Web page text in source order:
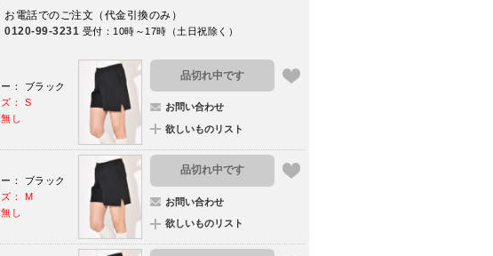
お電話でのご注文（代金引換のみ）
0120-99-3231 受付：10時～17時（土日祝除く）
： ブラック
： S
し
品切れ中です
お問い合わせ
欲しいものリスト
： ブラック
： M
し
品切れ中です
お問い合わせ
欲しいものリスト